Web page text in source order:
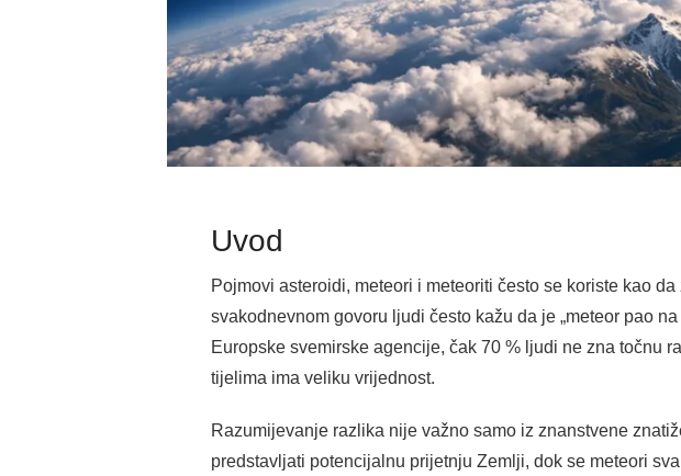
Uvod
Pojmovi asteroidi, meteori i meteoriti često se koriste kao
svakodnevnom govoru ljudi često kažu da je „meteor pao
Europske svemirske agencije, čak 70 % ljudi ne zna točnu
tijelima ima veliku vrijednost.
Razumijevanje razlika nije važno samo iz znanstvene
predstavljati potencijalnu prijetnju Zemlji, dok se meteori